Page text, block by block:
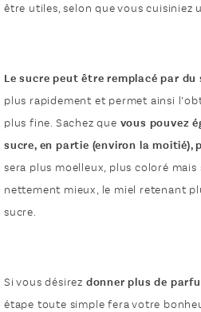
être utiles, selon que vous cuisiniez
Le sucre peut être remplacé par du
plus rapidement et permet ainsi
plus fine. Sachez que vous pouvez
sucre, en partie (environ la moitié),
sera plus moelleux, plus coloré
nettement mieux, le miel retenant
sucre.
Si vous désirez donner plus de
étape toute simple fera votre